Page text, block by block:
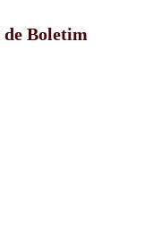
de Boletim